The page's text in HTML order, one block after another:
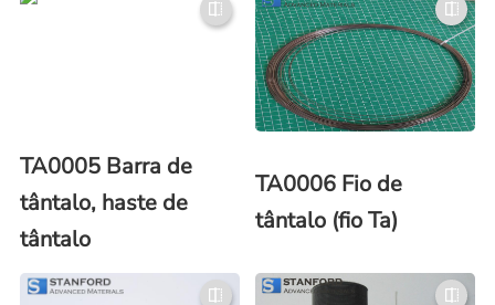
TA0005 Barra de
tântalo, haste de
tântalo
TA0006 Fio de
tântalo (fio Ta)